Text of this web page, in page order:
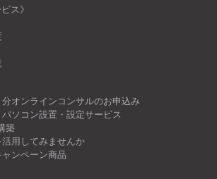
ス》
分オンラインコンサルのお申込み
ソコン設置・設定サービス
築
用してみませんか
ンペーン商品